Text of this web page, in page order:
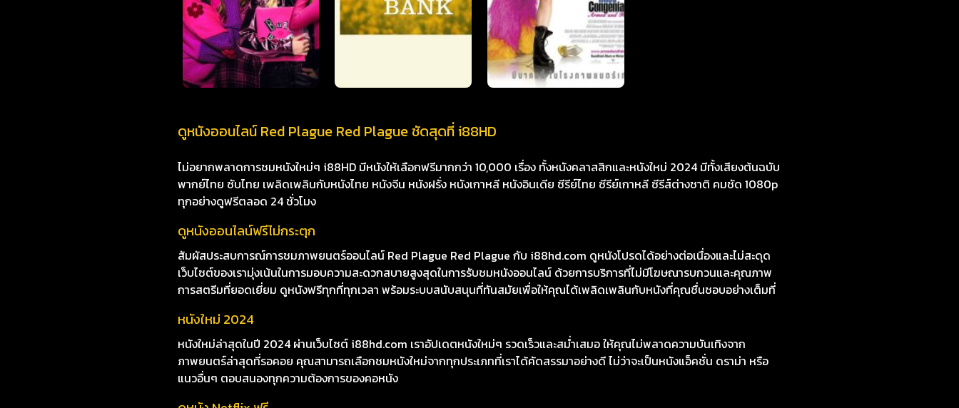
ดูหนังออนไลน์ Red Plague Red Plague ชัดสุดที่ i88HD
ไม่อยากพลาดการชมหนังใหม่ๆ i88HD มีหนังให้เลือกฟรีมากกว่า 10,000 เรื่อง ทั้งหนังคลาสสิกและหนังใหม่ 2024 มีทั้งเสียงต้นฉบับ
พากย์ไทย ซับไทย เพลิดเพลินกับหนังไทย หนังจีน หนังฝรั่ง หนังเกาหลี หนังอินเดีย ซีรีย์ไทย ซีรีย์เกาหลี ซีรีส์ต่างชาติ คมชัด 1080p
ทุกอย่างดูฟรีตลอด 24 ชั่วโมง
ดูหนังออนไลน์ฟรีไม่กระตุก
สัมผัสประสบการณ์การชมภาพยนตร์ออนไลน์ Red Plague Red Plague กับ i88hd.com ดูหนังโปรดได้อย่างต่อเนื่องและไม่สะดุด
เว็บไซต์ของเรามุ่งเน้นในการมอบความสะดวกสบายสูงสุดในการรับชมหนังออนไลน์ ด้วยการบริการที่ไม่มีโฆษณารบกวนและคุณภาพ
การสตรีมที่ยอดเยี่ยม ดูหนังฟรีทุกที่ทุกเวลา พร้อมระบบสนับสนุนที่ทันสมัยเพื่อให้คุณได้เพลิดเพลินกับหนังที่คุณชื่นชอบอย่างเต็มที่
หนังใหม่ 2024
หนังใหม่ล่าสุดในปี 2024 ผ่านเว็บไซต์ i88hd.com เราอัปเดตหนังใหม่ๆ รวดเร็วและสม่ำเสมอ ให้คุณไม่พลาดความบันเทิงจาก
ภาพยนตร์ล่าสุดที่รอคอย คุณสามารถเลือกชมหนังใหม่จากทุกประเภทที่เราได้คัดสรรมาอย่างดี ไม่ว่าจะเป็นหนังแอ็คชั่น ดราม่า หรือ
แนวอื่นๆ ตอบสนองทุกความต้องการของคอหนัง